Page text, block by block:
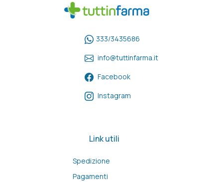
333/3435686
info@tuttinfarma.it
Facebook
Instagram
Link utili
Spedizione
Pagamenti